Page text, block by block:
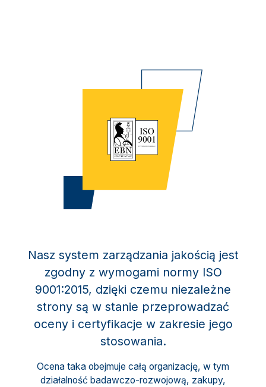
Nasz system zarządzania jakością jest
zgodny z wymogami normy ISO
9001:2015, dzięki czemu niezależne
strony są w stanie przeprowadzać
oceny i certyfikacje w zakresie jego
stosowania.
Ocena taka obejmuje całą organizację, w tym
działalność badawczo-rozwojową, zakupy,